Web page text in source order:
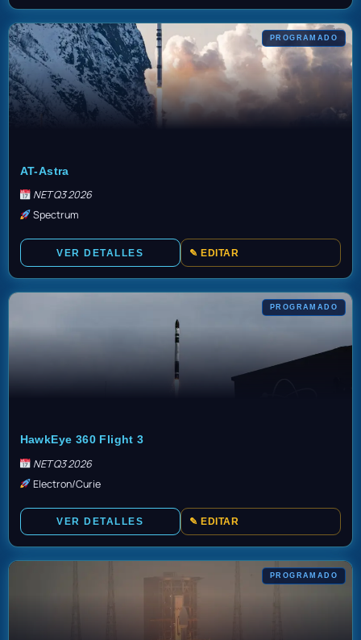
PROGRAMADO
AT-Astra
NET Q3 2026
Spectrum
VER DETALLES ✎ EDITAR
PROGRAMADO
HawkEye 360 Flight 3
NET Q3 2026
Electron/Curie
VER DETALLES ✎ EDITAR
PROGRAMADO